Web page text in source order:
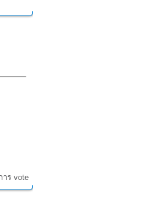
าร vote